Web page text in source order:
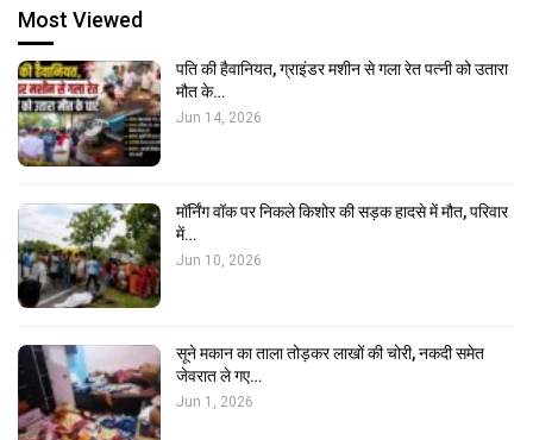
Most Viewed
पति की हैवानियत, ग्राइंडर मशीन से गला रेत पत्नी को उतारा
मौत के…
Jun 14, 2026
मॉर्निंग वॉक पर निकले किशोर की सड़क हादसे में मौत, परिवार
में…
Jun 10, 2026
सूने मकान का ताला तोड़कर लाखों की चोरी, नकदी समेत
जेवरात ले गए…
Jun 1, 2026